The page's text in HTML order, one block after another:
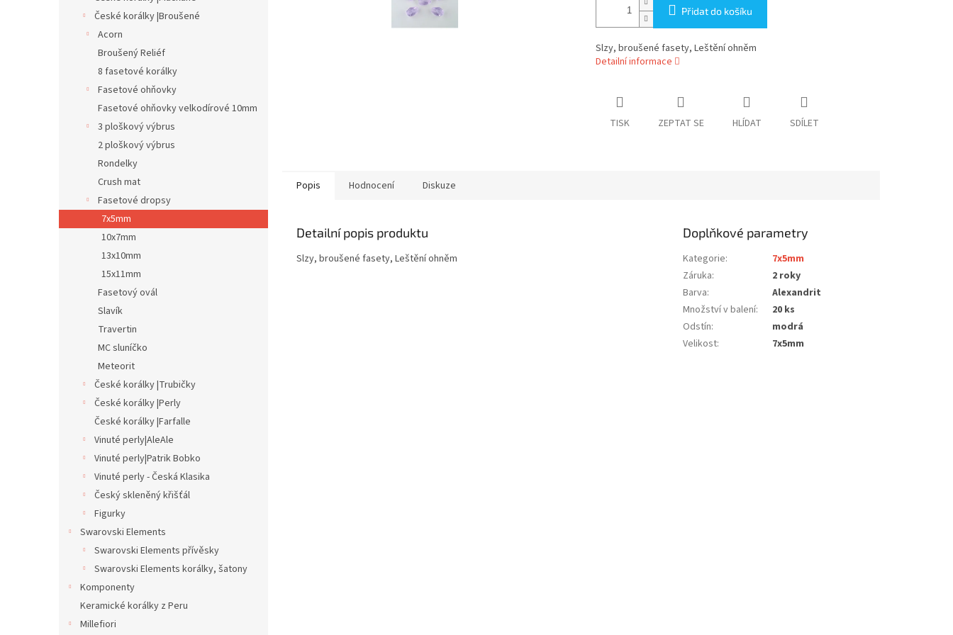
České korálky |Broušené
Acorn
Broušený Reliéf
8 fasetové korálky
Fasetové ohňovky
Fasetové ohňovky velkodírové 10mm
3 ploškový výbrus
2 ploškový výbrus
Rondelky
Crush mat
Fasetové dropsy
7x5mm
10x7mm
13x10mm
15x11mm
Fasetový ovál
Slavík
Travertin
MC sluníčko
Meteorit
České korálky |Trubičky
České korálky |Perly
České korálky |Farfalle
Vinuté perly|AleAle
Vinuté perly|Patrik Bobko
Vinuté perly - Česká Klasika
Český skleněný křišťál
Figurky
Swarovski Elements
Swarovski Elements přívěsky
Swarovski Elements korálky, šatony
Komponenty
Keramické korálky z Peru
Millefiori
Přidat do košíku
Slzy, broušené fasety, Leštění ohněm
Detailní informace
TISK ZEPTAT SE HLÍDAT SDÍLET
Popis Hodnocení Diskuze
Detailní popis produktu
Slzy, broušené fasety, Leštění ohněm
Doplňkové parametry
Kategorie:
7x5mm
Záruka:
2 roky
Barva:
Alexandrit
Množství v balení:
20 ks
Odstín:
modrá
Velikost: 7x5mm